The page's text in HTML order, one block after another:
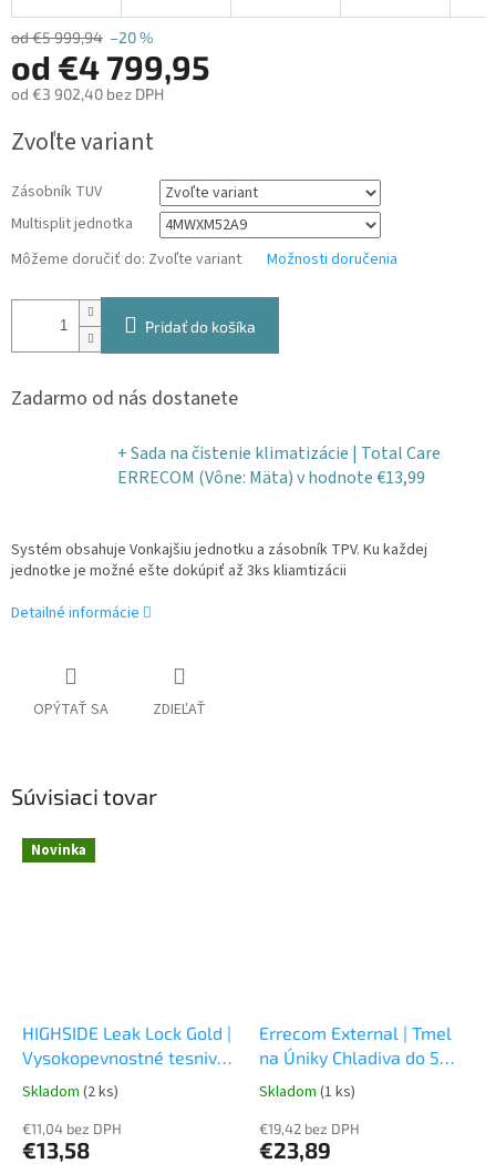
od €5 999,94 –20 %
od €4 799,95
od €3 902,40 bez DPH
cena:
Zvoľte variant
Zásobník TUV
Multisplit jednotka
Môžeme doručiť do: Zvoľte variant Možnosti doručenia
Pridať do košíka
Zadarmo od nás dostanete
+ Sada na čistenie klimatizácie | Total Care
ERRECOM (Vône: Mäta)v hodnote €13,99
Systém obsahuje Vonkajšiu jednotku a zásobník TPV. Ku každej
jednotke je možné ešte dokúpiť až 3ks kliamtizácii
Detailné informácie
OPÝTAŤ SA ZDIEĽAŤ
Súvisiaci tovar
Novinka
HIGHSIDE Leak Lock Gold |
Vysokopevnostné tesnivo
na závity a tesniaci tmel
Skladom (2 ks)
€11,04 bez DPH
€13,58
Errecom External | Tmel
na Úniky Chladiva do 5
mm
Skladom (1 ks)
€19,42 bez DPH
€23,89